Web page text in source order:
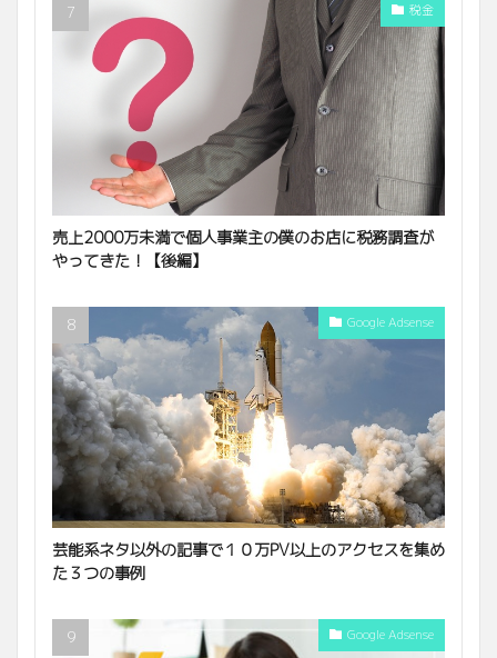
税金
売上2000万未満で個人事業主の僕のお店に税務調査が
やってきた！【後編】
Google Adsense
芸能系ネタ以外の記事で１０万PV以上のアクセスを集め
た３つの事例
Google Adsense